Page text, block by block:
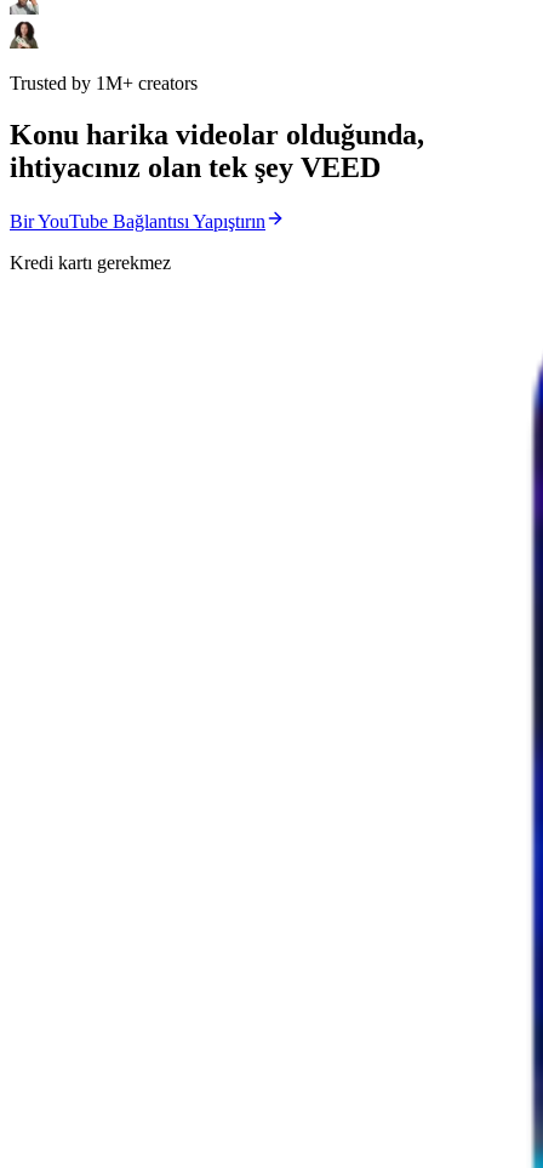
Trusted by 1M+ creators
Konu harika videolar olduğunda,
ihtiyacınız olan tek şey VEED
Bir YouTube Bağlantısı Yapıştırın
Kredi kartı gerekmez